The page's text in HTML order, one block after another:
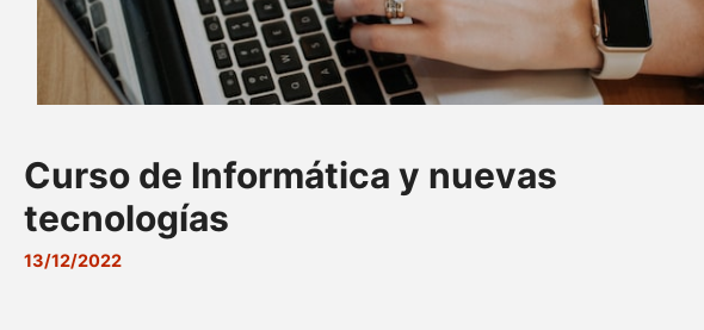
Curso de Informática y nuevas
tecnologías
13/12/2022